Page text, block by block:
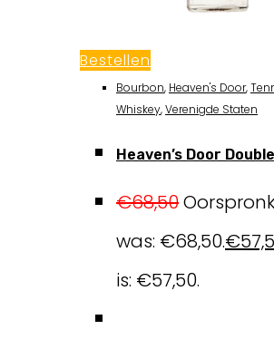
Bestellen
Bourbon, Heaven's Door,
Whiskey,Verenigde Staten
Heaven’s Door
€68,50
was: €68,50.€
is: €57,50.